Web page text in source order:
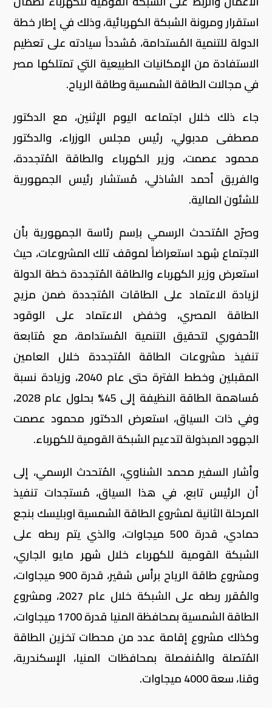
استقرار ومرونة الشبكة الكهربائية، وذلك في إطار خطة
الدولة للتنمية المُستدامة، مُشدداً سيادته على تعظيم
الاستفادة من الإمكانيات الطبيعية التي تمتلكها مصر
في مجالات الطاقة الشمسية وطاقة الرياح.
جاء ذلك خلال اجتماعه اليوم الإثنين، مع الدكتور
مصطفى مدبولي، رئيس مجلس الوزراء، والدكتور
محمود عصمت، وزير الكهرباء والطاقة المُتجددة،
والفريق أحمد الشاذلي، مُستشار رئيس الجمهورية
للشئون المالية.
وصرّح المُتحدث الرسمي باِسم رئاسة الجمهورية بأن
الاجتماع شِهد استعراضاً لموقف تلك المشروعات، حيث
استعرض وزير الكهرباء والطاقة المُتجددة خطة الدولة
لزيادة الاعتماد على الطاقات المُتجددة ضمن مزيج
الطاقة المصري، وخفض الاعتماد على الوقود
الأحفوري لتحقيق التنمية المُستدامة، مع مُتابعة
تنفيذ مشروعات الطاقة المُتجددة خلال العامين
المقبلين وخطط الفترة حتى عام 2040، وزيادة نسبة
مُساهمة الطاقة النظيفة إلى 45% بحلول عام 2028،
وفي ذات السياق، استعرض الدكتور محمود عصمت
الجهود المبذولة لتدعيم الشبكة القومية للكهرباء.
وأشار السفير محمد الشناوي، المُتحدث الرسمي، إلى
أن الرئيس تابع، في هذا السياق، مُستجدات تنفيذ
المرحلة الثانية لمشروع الطاقة الشمسية اوبليسك بنجع
حمادي، قدرة 500 ميجاوات، والذي يتم ربطه على
الشبكة القومية للكهرباء خلال شهر مايو الجاري،
ومشروع طاقة الرياح برأس شقير، قدرة 900 ميجاوات،
والمُقرر ربطه على الشبكة خلال عام 2027، ومشروع
الطاقة الشمسية بمحافظة المنيا قدرة 1700 ميجاوات،
وكذلك مشروع إقامة عدد من محطات تخزين الطاقة
المُتصلة والمُنفصلة بمحافظات المنيا، الإسكندرية،
وقنا، سعة 4000 ميجاوات.